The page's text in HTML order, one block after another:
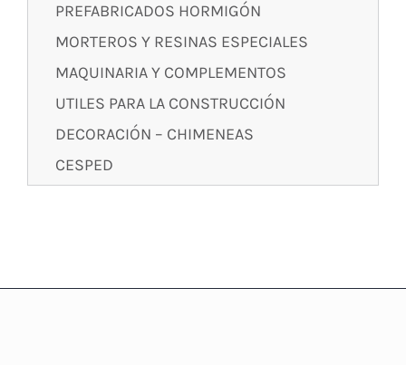
PREFABRICADOS HORMIGÓN
MORTEROS Y RESINAS ESPECIALES
MAQUINARIA Y COMPLEMENTOS
UTILES PARA LA CONSTRUCCIÓN
DECORACIÓN – CHIMENEAS
CESPED